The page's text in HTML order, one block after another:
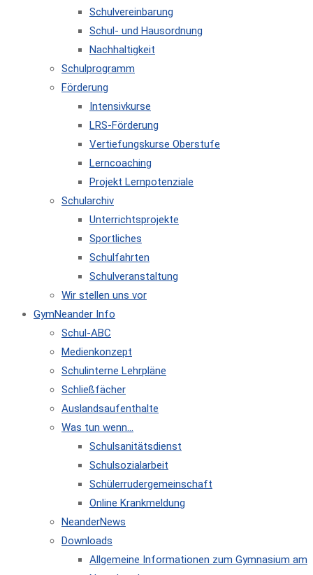
Schulvereinbarung
Schul- und Hausordnung
Nachhaltigkeit
Schulprogramm
Förderung
Intensivkurse
LRS-Förderung
Vertiefungskurse Oberstufe
Lerncoaching
Projekt Lernpotenziale
Schularchiv
Unterrichtsprojekte
Sportliches
Schulfahrten
Schulveranstaltung
Wir stellen uns vor
GymNeander Info
Schul-ABC
Medienkonzept
Schulinterne Lehrpläne
Schließfächer
Auslandsaufenthalte
Was tun wenn…
Schulsanitätsdienst
Schulsozialarbeit
Schülerrudergemeinschaft
Online Krankmeldung
NeanderNews
Downloads
Allgemeine Informationen zum Gymnasium am